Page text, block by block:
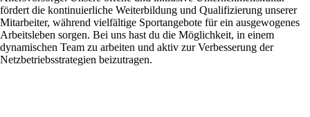
fördert die kontinuierliche Weiterbildung und Qualifizierung unserer
Mitarbeiter, während vielfältige Sportangebote für ein ausgewogenes
Arbeitsleben sorgen. Bei uns hast du die Möglichkeit, in einem
dynamischen Team zu arbeiten und aktiv zur Verbesserung der
Netzbetriebsstrategien beizutragen.